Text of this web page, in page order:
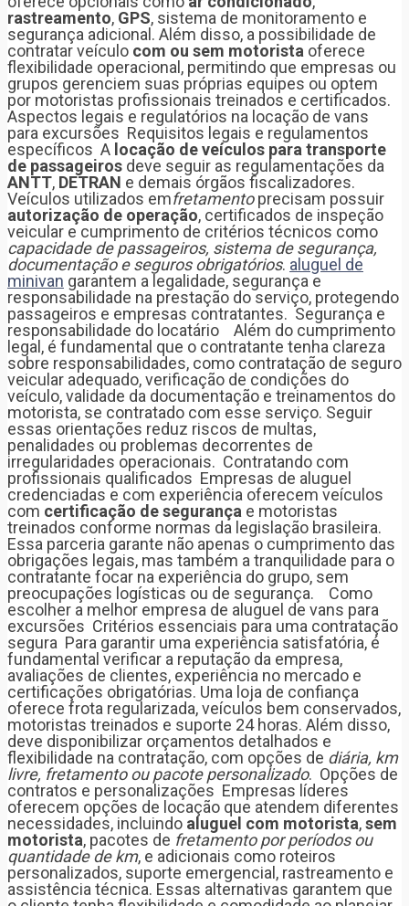
rastreamento, GPS, sistema de monitoramento e
segurança adicional. Além disso, a possibilidade de
contratar veículo com ou sem motorista oferece
flexibilidade operacional, permitindo que empresas ou
grupos gerenciem suas próprias equipes ou optem
por motoristas profissionais treinados e certificados.
Aspectos legais e regulatórios na locação de vans
para excursões Requisitos legais e regulamentos
específicos A locação de veículos para transporte
de passageiros deve seguir as regulamentações da
ANTT, DETRAN e demais órgãos fiscalizadores.
Veículos utilizados emfretamentoprecisam possuir
autorização de operação, certificados de inspeção
veicular e cumprimento de critérios técnicos como
capacidade de passageiros, sistema de segurança,
documentação e seguros obrigatórios. aluguel de
minivan garantem a legalidade, segurança e
responsabilidade na prestação do serviço, protegendo
passageiros e empresas contratantes. Segurança e
responsabilidade do locatário Além do cumprimento
legal, é fundamental que o contratante tenha clareza
sobre responsabilidades, como contratação de seguro
veicular adequado, verificação de condições do
veículo, validade da documentação e treinamentos do
motorista, se contratado com esse serviço. Seguir
essas orientações reduz riscos de multas,
penalidades ou problemas decorrentes de
irregularidades operacionais. Contratando com
profissionais qualificados Empresas de aluguel
credenciadas e com experiência oferecem veículos
com certificação de segurança e motoristas
treinados conforme normas da legislação brasileira.
Essa parceria garante não apenas o cumprimento das
obrigações legais, mas também a tranquilidade para o
contratante focar na experiência do grupo, sem
preocupações logísticas ou de segurança. Como
escolher a melhor empresa de aluguel de vans para
excursões Critérios essenciais para uma contratação
segura Para garantir uma experiência satisfatória, é
fundamental verificar a reputação da empresa,
avaliações de clientes, experiência no mercado e
certificações obrigatórias. Uma loja de confiança
oferece frota regularizada, veículos bem conservados,
motoristas treinados e suporte 24 horas. Além disso,
deve disponibilizar orçamentos detalhados e
flexibilidade na contratação, com opções de diária, km
livre, fretamento ou pacote personalizado. Opções de
contratos e personalizações Empresas líderes
oferecem opções de locação que atendem diferentes
necessidades, incluindo aluguel com motorista,sem
motorista, pacotes de fretamento por períodos ou
quantidade de km, e adicionais como roteiros
personalizados, suporte emergencial, rastreamento e
assistência técnica. Essas alternativas garantem que